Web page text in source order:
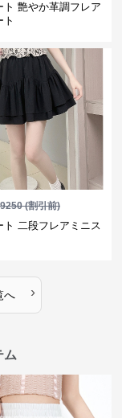
ト 艶やか革調フレア
ト
9250(割引前)
ト 二段フレアミニス
へ ›
ム